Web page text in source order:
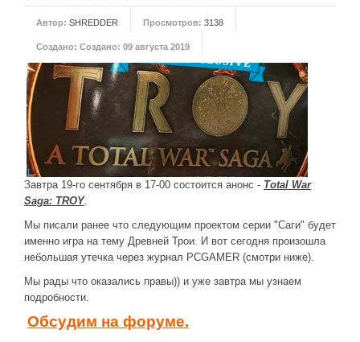
Автор: SHREDDER Просмотров: 3138
Создано: Создано: 09 августа 2019
Завтра 19-го сентября в 17-00 состоится анонс - Total War
Saga: TROY.
Мы писали ранее что следующим проектом серии "Саги" будет
именно игра на тему Древней Трои. И вот сегодня произошла
небольшая утечка через журнал PCGAMER (смотри ниже).
Мы рады что оказались правы)) и уже завтра мы узнаем
подробности.
Обсудим на форуме.